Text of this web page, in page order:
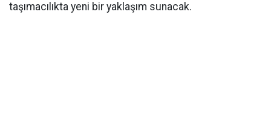
taşımacılıkta yeni bir yaklaşım sunacak.